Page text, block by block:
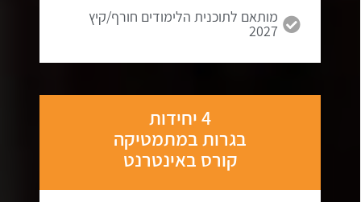
מותאם לתוכנית הלימודים חורף/קיץ
2027
4 יחידות
בגרות במתמטיקה
קורס באינטרנט